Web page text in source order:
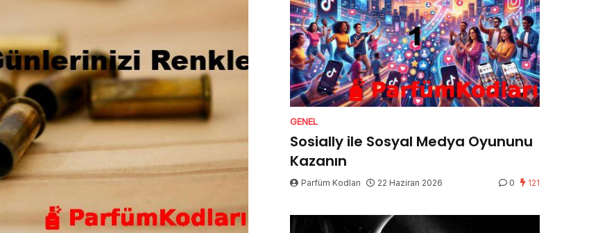
GENEL
Sosially ile Sosyal Medya Oyununu
Kazanın
Parfüm Kodları 22 Haziran 2026 0 121